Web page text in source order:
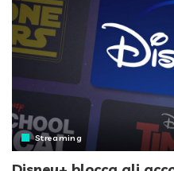
Streaming